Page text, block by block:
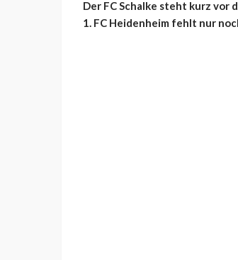
Der FC Schalke steht kurz vor
1. FC Heidenheim fehlt nur